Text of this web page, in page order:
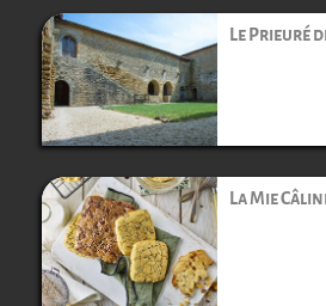
Le Prieuré
La Mie